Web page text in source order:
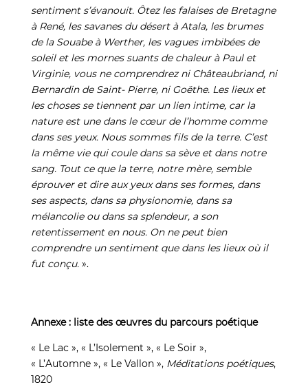
sentiment s’évanouit. Ôtez les falaises de Bretagne
à René, les savanes du désert à Atala, les brumes
de la Souabe à Werther, les vagues imbibées de
soleil et les mornes suants de chaleur à Paul et
Virginie, vous ne comprendrez ni Châteaubriand, ni
Bernardin de Saint- Pierre, ni Goëthe. Les lieux et
les choses se tiennent par un lien intime, car la
nature est une dans le cœur de l’homme comme
dans ses yeux. Nous sommes fils de la terre. C’est
la même vie qui coule dans sa sève et dans notre
sang. Tout ce que la terre, notre mère, semble
éprouver et dire aux yeux dans ses formes, dans
ses aspects, dans sa physionomie, dans sa
mélancolie ou dans sa splendeur, a son
retentissement en nous. On ne peut bien
comprendre un sentiment que dans les lieux où il
fut conçu.».
Annexe : liste des œuvres du parcours poétique
« Le Lac », « L’Isolement », « Le Soir »,
« L’Automne », « Le Vallon », Méditations poétiques,
1820